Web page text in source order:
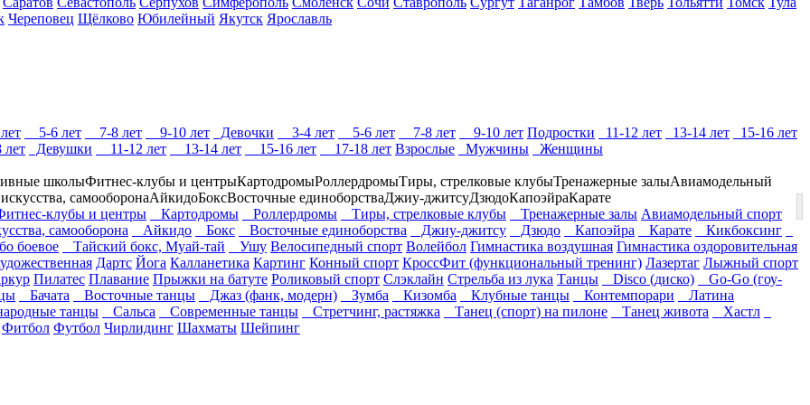
Череповец Щёлково Юбилейный Якутск Ярославль
5-6 лет 7-8 лет 9-10 лет Девочки 3-4 лет 5-6 лет 7-8 лет 9-10 лет Подростки 11-12 лет 13-14 лет
15-16 лет
Девушки 11-12 лет 13-14 лет 15-16 лет 17-18 лет Взрослые Мужчины Женщины
школыФитнес-клубы и центрыКартодромыРоллердромыТиры, стрелковые клубыТренажерные залыАвиамодельный
самооборонаАйкидоБоксВосточные единоборстваДжиу-джитсуДзюдоКапоэйраКарате
клубы и центры
Картодромы Роллердромы Тиры, стрелковые клубы Тренажерные залы Авиамодельный спорт
самооборона
Айкидо Бокс Восточные единоборства Джиу-джитсу Дзюдо Капоэйра Карате
Кикбоксинг
боевое
Тайский бокс, Муай-тай Ушу Велосипедный спорт Волейбол Гимнастика воздушная Гимнастика оздоровительная
Дартс Йога Калланетика Картинг Конный спорт КроссФит (функциональный тренинг) Лазертаг Лыжный спорт
Пилатес Плавание Прыжки на батуте Роликовый спорт Слэклайн Стрельба из лука Танцы Disco (диско)
Go-Go (гоу-
Бачата Восточные танцы Джаз (фанк, модерн) Зумба Кизомба Клубные танцы Контемпорари
Латина
танцы
Сальса Современные танцы Стретчинг, растяжка Танец (спорт) на пилоне Танец живота
Хастл
Фитбол Футбол Чирлидинг Шахматы Шейпинг